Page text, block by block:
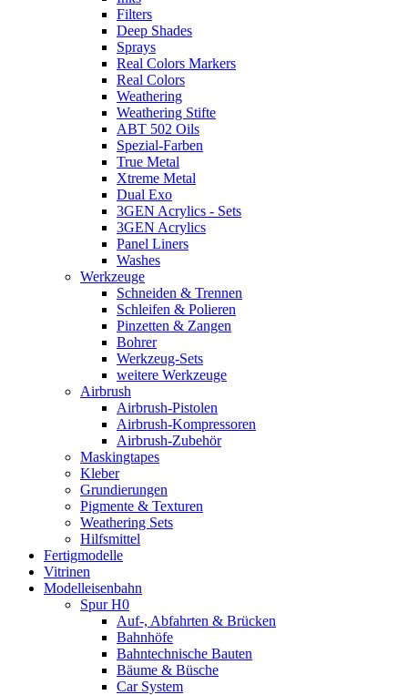
Filters
Deep Shades
Sprays
Real Colors Markers
Real Colors
Weathering
Weathering Stifte
ABT 502 Oils
Spezial-Farben
True Metal
Xtreme Metal
Dual Exo
3GEN Acrylics - Sets
3GEN Acrylics
Panel Liners
Washes
Werkzeuge
Schneiden & Trennen
Schleifen & Polieren
Pinzetten & Zangen
Bohrer
Werkzeug-Sets
weitere Werkzeuge
Airbrush
Airbrush-Pistolen
Airbrush-Kompressoren
Airbrush-Zubehör
Maskingtapes
Kleber
Grundierungen
Pigmente & Texturen
Weathering Sets
Hilfsmittel
Fertigmodelle
Vitrinen
Modelleisenbahn
Spur H0
Auf-, Abfahrten & Brücken
Bahnhöfe
Bahntechnische Bauten
Bäume & Büsche
Car System